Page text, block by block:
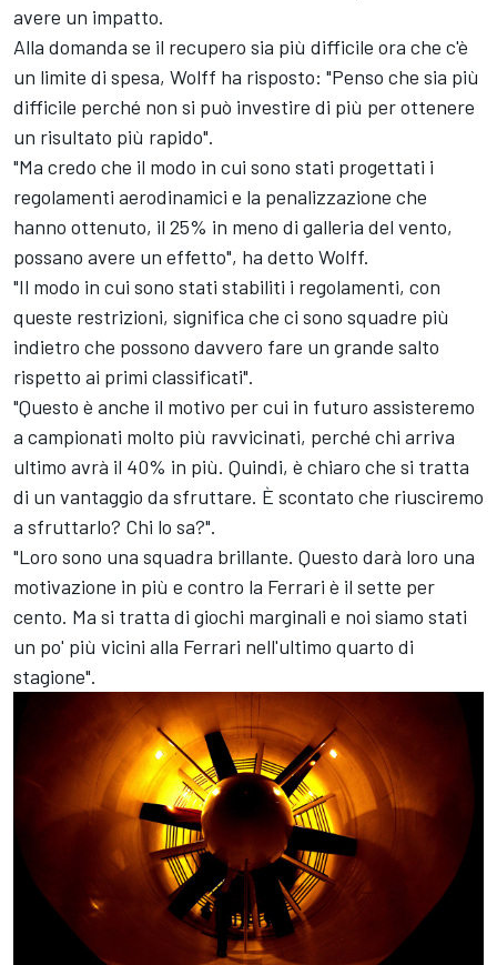
avere un impatto.
Alla domanda se il recupero sia più difficile ora che c'è
un limite di spesa, Wolff ha risposto: "Penso che sia più
difficile perché non si può investire di più per ottenere
un risultato più rapido".
"Ma credo che il modo in cui sono stati progettati i
regolamenti aerodinamici e la penalizzazione che
hanno ottenuto, il 25% in meno di galleria del vento,
possano avere un effetto", ha detto Wolff.
"Il modo in cui sono stati stabiliti i regolamenti, con
queste restrizioni, significa che ci sono squadre più
indietro che possono davvero fare un grande salto
rispetto ai primi classificati".
"Questo è anche il motivo per cui in futuro assisteremo
a campionati molto più ravvicinati, perché chi arriva
ultimo avrà il 40% in più. Quindi, è chiaro che si tratta
di un vantaggio da sfruttare. È scontato che riusciremo
a sfruttarlo? Chi lo sa?".
"Loro sono una squadra brillante. Questo darà loro una
motivazione in più e contro la Ferrari è il sette per
cento. Ma si tratta di giochi marginali e noi siamo stati
un po' più vicini alla Ferrari nell'ultimo quarto di
stagione".